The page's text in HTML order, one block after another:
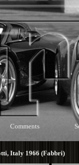
Comments
Italy 1966 (Fabbri)